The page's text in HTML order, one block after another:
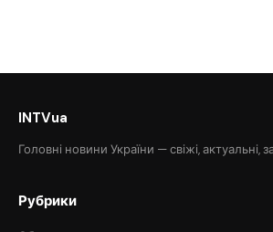
INTVua
Головні новини України — свіжі, актуальні,
Рубрики